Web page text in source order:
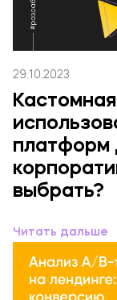
29.10.2023
платформ
выбрать?
Читать дальше